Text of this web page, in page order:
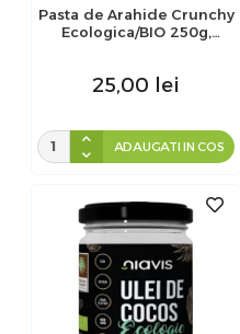
Pasta de Arahide Crunchy
Ecologica/BIO 250g,
25,00 lei
ADAUGATI IN COS